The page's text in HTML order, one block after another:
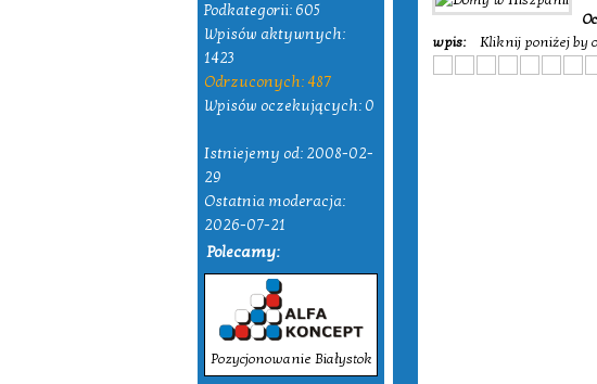
Podkategorii: 605
Wpisów aktywnych:
1423
Odrzuconych: 487
Wpisów oczekujących: 0
Istniejemy od: 2008-02-
29
Ostatnia moderacja:
2026-07-21
Polecamy:
Pozycjonowanie Białystok
wpis:
Kliknij poniżej by